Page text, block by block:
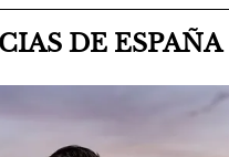
DE ESPAÑA